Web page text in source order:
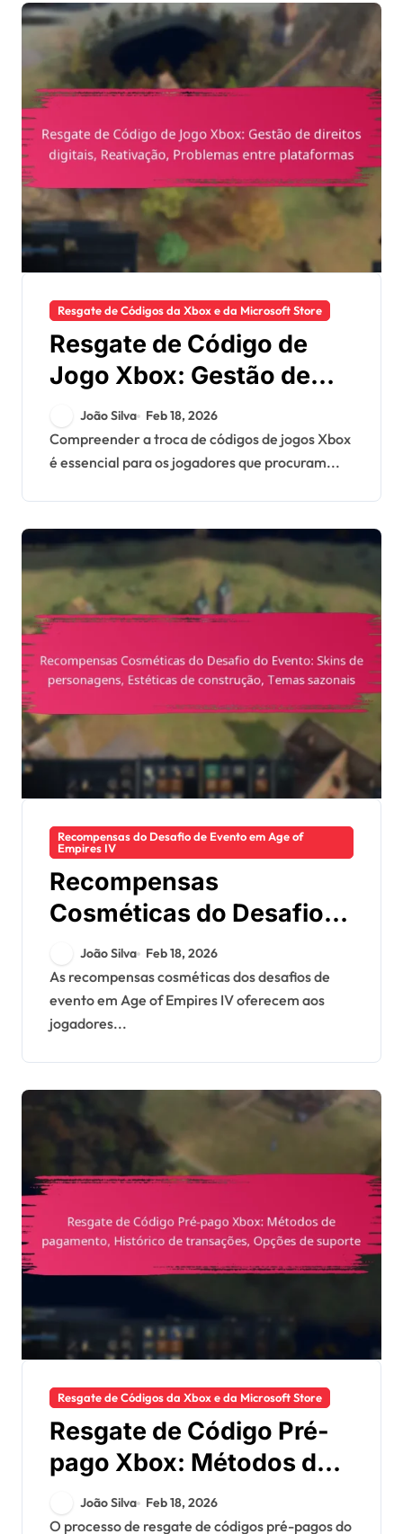
Resgate de Códigos da Xbox e da Microsoft Store
Resgate de Código de
Jogo Xbox: Gestão de
direitos digitais,
Reativação, Problemas
entre plataformas
João Silva Feb 18, 2026
Compreender a troca de códigos de jogos Xbox
é essencial para os jogadores que procuram...
Recompensas do Desafio de Evento em Age of
Empires IV
Recompensas
Cosméticas do Desafio
do Evento: Skins de
personagens, Estéticas
de construção, Temas
sazonais
João Silva Feb 18, 2026
As recompensas cosméticas dos desafios de
evento em Age of Empires IV oferecem aos
jogadores...
Resgate de Códigos da Xbox e da Microsoft Store
Resgate de Código Pré-
pago Xbox: Métodos de
pagamento, Histórico de
transações, Opções de
João Silva Feb 18, 2026
O processo de resgate de códigos pré-pagos do